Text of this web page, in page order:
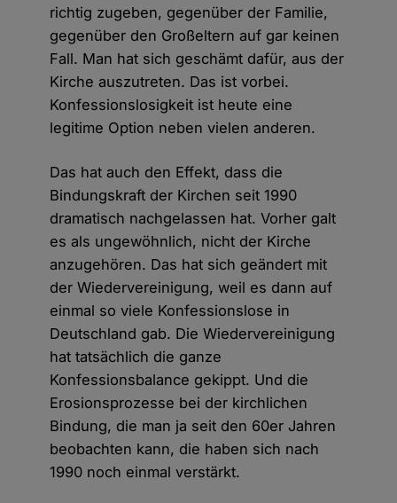
richtig zugeben, gegenüber der Familie,
gegenüber den Großeltern auf gar keinen
Fall. Man hat sich geschämt dafür, aus der
Kirche auszutreten. Das ist vorbei.
Konfessionslosigkeit ist heute eine
legitime Option neben vielen anderen.
Das hat auch den Effekt, dass die
Bindungskraft der Kirchen seit 1990
dramatisch nachgelassen hat. Vorher galt
es als ungewöhnlich, nicht der Kirche
anzugehören. Das hat sich geändert mit
der Wiedervereinigung, weil es dann auf
einmal so viele Konfessionslose in
Deutschland gab. Die Wiedervereinigung
hat tatsächlich die ganze
Konfessionsbalance gekippt. Und die
Erosionsprozesse bei der kirchlichen
Bindung, die man ja seit den 60er Jahren
beobachten kann, die haben sich nach
1990 noch einmal verstärkt.